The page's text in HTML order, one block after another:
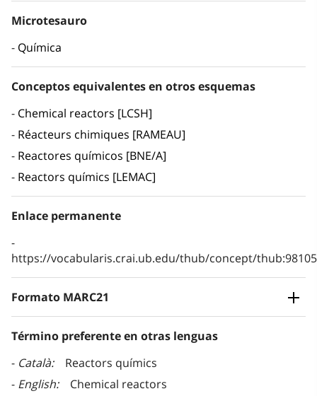
Microtesauro
Química
Conceptos equivalentes en otros esquemas
Chemical reactors [LCSH]
Réacteurs chimiques [RAMEAU]
Reactores químicos [BNE/A]
Reactors químics [LEMAC]
Enlace permanente
https://vocabularis.crai.ub.edu/thub/concept/
Formato MARC21
Término preferente en otras lenguas
Català
Reactors químics
English
Chemical reactors